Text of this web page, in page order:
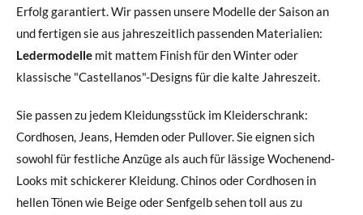
Erfolg garantiert. Wir passen unsere Modelle der Saison an
und fertigen sie aus jahreszeitlich passenden Materialien:
Ledermodelle mit mattem Finish für den Winter oder
klassische "Castellanos"-Designs für die kalte Jahreszeit.
Sie passen zu jedem Kleidungsstück im Kleiderschrank:
Cordhosen, Jeans, Hemden oder Pullover. Sie eignen sich
sowohl für festliche Anzüge als auch für lässige Wochenend-
Looks mit schickerer Kleidung. Chinos oder Cordhosen in
hellen Tönen wie Beige oder Senfgelb sehen toll aus zu